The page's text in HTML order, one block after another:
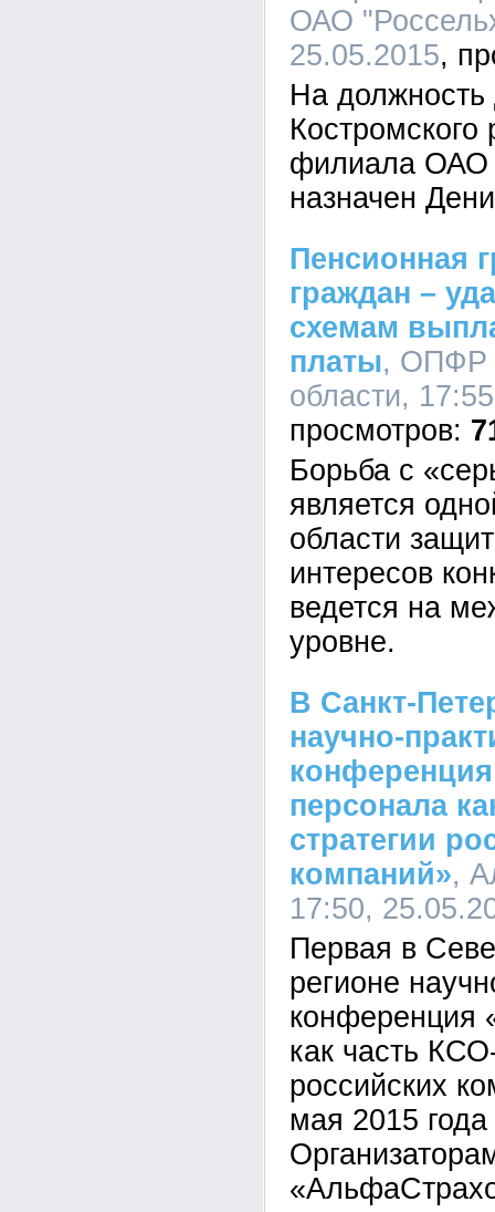
ОАО
25.05.2015
На должность
Костромского
филиала ОАО
назначен
Пенсионная
граждан –
схемам
платы, ОПФР
области,
Борьба с
является
области
интересов
ведется на
уровне.
В Санкт-
научно-
персонала
стратегии
компаний»,
17:50,
Первая в
регионе
конференция
как часть
российских
мая 2015